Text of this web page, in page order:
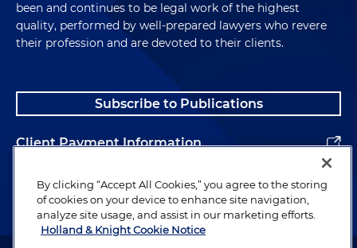
been and continues to be legal work of the highest
quality, performed by well-prepared lawyers who revere
their profession and are devoted to their clients.
Subscribe to Publications
Client Payment Information
Alumni
By clicking “Accept All Cookies,” you agree to the storing
of cookies on your device to enhance site navigation,
analyze site usage, and assist in our marketing efforts.
Holland & Knight Cookie Notice